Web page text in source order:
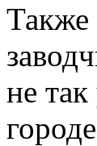
Также
не